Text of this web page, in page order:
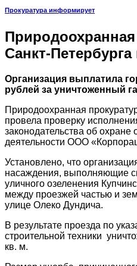
Прокуратура информирует
Санкт-
Организация выплатила
рублей за уничтоженный
Природоохранная
провела проверку
законодательства об
деятельности ООО
Установлено, что
насаждения, выполняющие
уличного озеленения
между проезжей частью и
улице Олеко Дундича.
В результате проезда по
строительной техники
кв. м.